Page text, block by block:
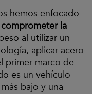
hemos enfocado
la
al utilizar un
aplicar acero
primer marco de
es un vehículo
bajo y una